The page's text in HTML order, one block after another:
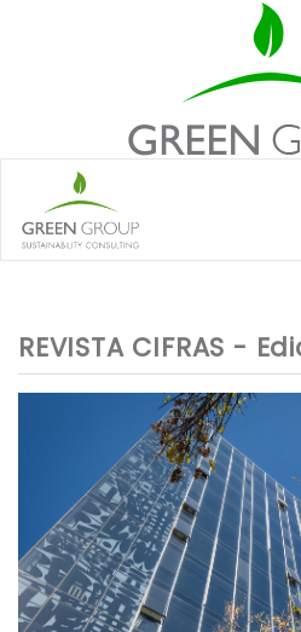
REVISTA CIFRAS -